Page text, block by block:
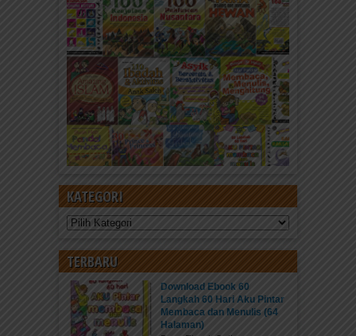
KATEGORI
Kategori
TERBARU
Download Ebook 60
Langkah 60 Hari Aku Pintar
Membaca dan Menulis (64
Halaman)